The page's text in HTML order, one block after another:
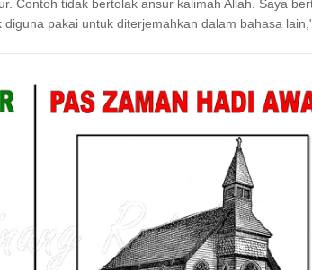
Contoh tidak bertolak ansur kalimah Allah. Saya
pakai untuk diterjemahkan dalam bahasa